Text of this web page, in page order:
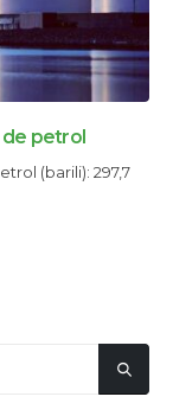
prevenirea
Orice navă